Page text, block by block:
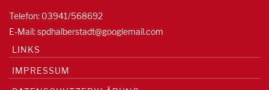
Telefon: 03941/568692
E-Mail:spdhalberstadt@googlemail.com
LINKS
IMPRESSUM